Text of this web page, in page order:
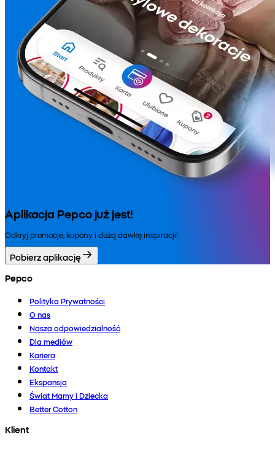
Aplikacja Pepco już jest!
Odkryj promocje, kupony i dużą dawkę inspiracji!
Pobierz aplikację
Pepco
Polityka Prywatności
O nas
Nasza odpowiedzialność
Dla mediów
Kariera
Kontakt
Ekspansja
Świat Mamy i Dziecka
Better Cotton
Klient